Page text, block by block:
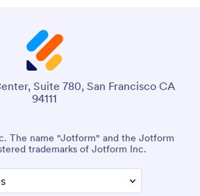
Suite 780, San Francisco CA
94111
The name "Jotform" and the Jotform
trademarks of Jotform Inc.